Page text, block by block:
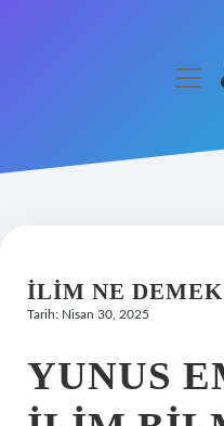
Hakkımızda
İLIM NE DEMEK
Tarih: Nisan 30, 2025
YUNUS